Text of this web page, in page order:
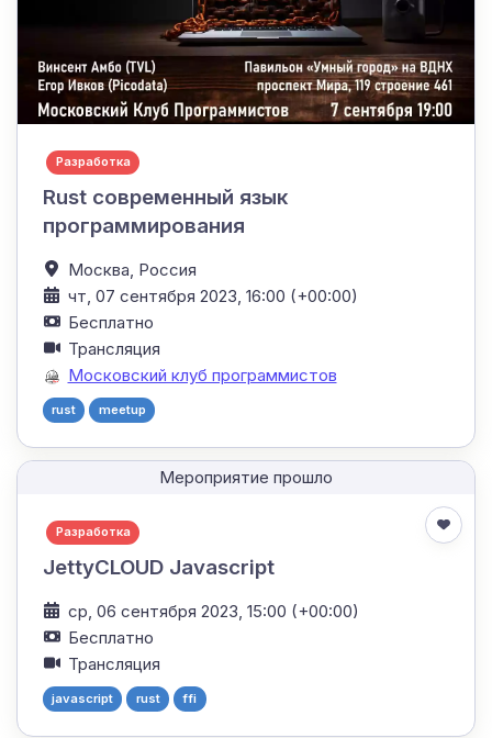
Разработка
Rust современный язык
программирования
Москва, Россия
чт, 07 сентября 2023, 16:00 (+00:00)
Бесплатно
Трансляция
Московский клуб программистов
rust meetup
Мероприятие прошло
Разработка
JettyCLOUD Javascript
ср, 06 сентября 2023, 15:00 (+00:00)
Бесплатно
Трансляция
javascript rust ffi